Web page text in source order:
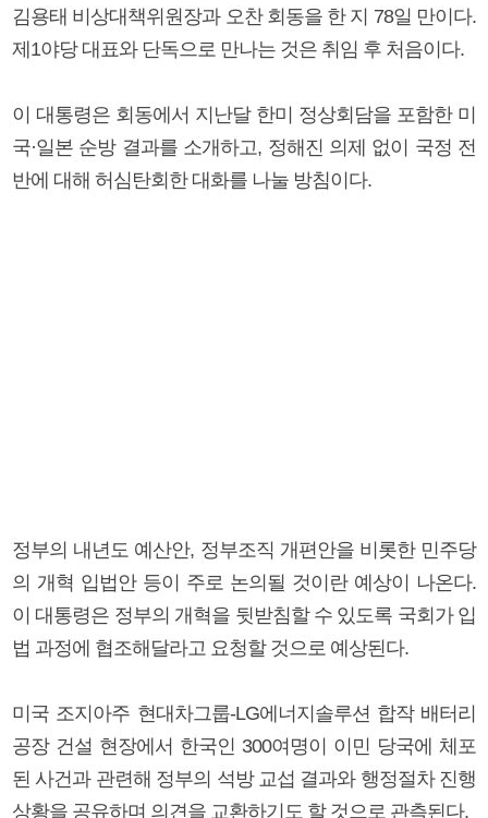
김용태 비상대책위원장과 오찬 회동을 한 지 78일 만이다.
제1야당 대표와 단독으로 만나는 것은 취임 후 처음이다.
이 대통령은 회동에서 지난달 한미 정상회담을 포함한 미
국·일본 순방 결과를 소개하고, 정해진 의제 없이 국정 전
반에 대해 허심탄회한 대화를 나눌 방침이다.
정부의 내년도 예산안, 정부조직 개편안을 비롯한 민주당
의 개혁 입법안 등이 주로 논의될 것이란 예상이 나온다.
이 대통령은 정부의 개혁을 뒷받침할 수 있도록 국회가 입
법 과정에 협조해달라고 요청할 것으로 예상된다.
미국 조지아주 현대차그룹-LG에너지솔루션 합작 배터리
공장 건설 현장에서 한국인 300여명이 이민 당국에 체포
된 사건과 관련해 정부의 석방 교섭 결과와 행정절차 진행
상황을 공유하며 의견을 교환하기도 할 것으로 관측된다.